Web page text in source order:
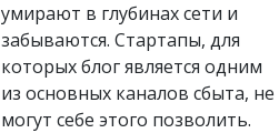
умирают в глубинах сети и
забываются. Стартапы, для
которых блог является одним
из основных каналов сбыта, не
могут себе этого позволить.